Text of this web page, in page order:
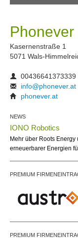
Phonever
Kasernenstraße 1
5071 Wals-
00436641373339
info@phonever.at
phonever.at
NEWS
IONO Robotics
Mehr über Roots
erneuerbarer Energien
PREMIUM
PREMIUM